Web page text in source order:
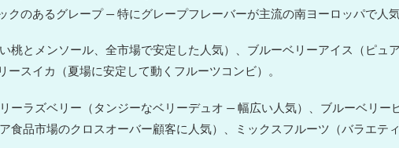
のあるグレープ — 特にグレープフレーバーが主流の南ヨーロッパで人気
桃とメンソール、全市場で安定した人気）、ブルーベリーアイス（ピ
スイカ（夏場に安定して動くフルーツコンビ）。
ーラズベリー（タンジーなベリーデュオ — 幅広い人気）、ブルーベリ
食品市場のクロスオーバー顧客に人気）、ミックスフルーツ（バラエテ